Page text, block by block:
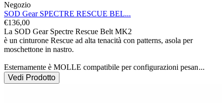
Negozio
SOD Gear SPECTRE RESCUE BEL...
€136,00
La SOD Gear Spectre Rescue Belt MK2
è un cinturone Rescue ad alta tenacità con patterns, asola per
moschettone in nastro.
Esternamente è MOLLE compatibile per configurazioni pesan...
Vedi Prodotto